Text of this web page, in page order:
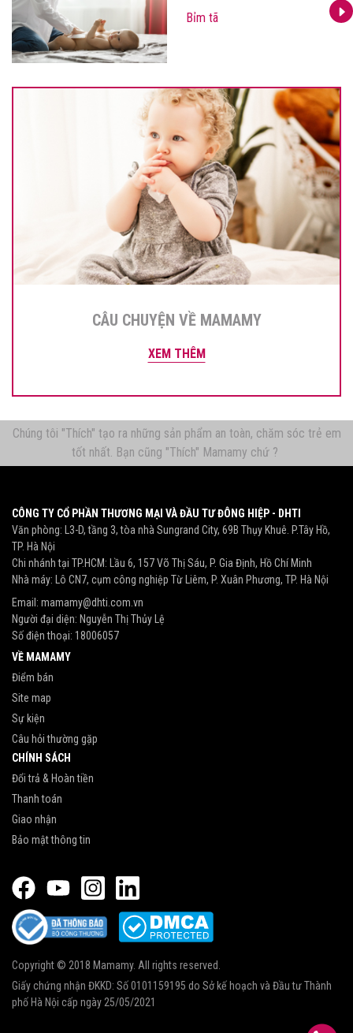
Bỉm tã
CÂU CHUYỆN VỀ MAMAMY
XEM THÊM
Chúng tôi "Thích" tạo ra những sản phẩm an toàn, chăm sóc trẻ em
tốt nhất. Bạn cũng "Thích" Mamamy chứ ?
CÔNG TY CỔ PHẦN THƯƠNG MẠI VÀ ĐẦU TƯ ĐÔNG HIỆP - DHTI
Văn phòng: L3-D, tầng 3, tòa nhà Sungrand City, 69B Thụy Khuê. P.Tây Hồ,
TP. Hà Nội
Chi nhánh tại TP.HCM: Lầu 6, 157 Võ Thị Sáu, P. Gia Định, Hồ Chí Minh
Nhà máy: Lô CN7, cụm công nghiệp Từ Liêm, P. Xuân Phương, TP. Hà Nội
Email: mamamy@dhti.com.vn
Người đại diện: Nguyễn Thị Thủy Lệ
Số điện thoại: 18006057
VỀ MAMAMY
Điểm bán
Site map
Sự kiện
Câu hỏi thường gặp
CHÍNH SÁCH
Đổi trả & Hoàn tiền
Thanh toán
Giao nhận
Bảo mật thông tin
Copyright © 2018 Mamamy. All rights reserved.
Giấy chứng nhận ĐKKD: Số 0101159195 do Sở kế hoạch và Đầu tư Thành
phố Hà Nội cấp ngày 25/05/2021